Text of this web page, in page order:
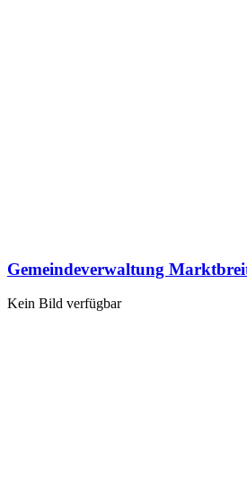
Gemeindeverwaltung
Kein Bild verfügbar